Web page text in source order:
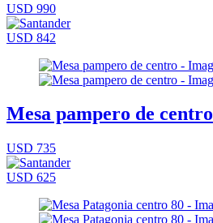
USD 990
USD 842
Mesa pampero de centro
USD 735
USD 625